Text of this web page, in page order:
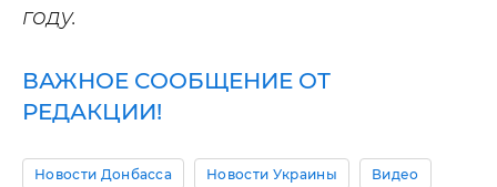
году.
ВАЖНОЕ СООБЩЕНИЕ ОТ
РЕДАКЦИИ!
Новости Донбасса Новости Украины Видео